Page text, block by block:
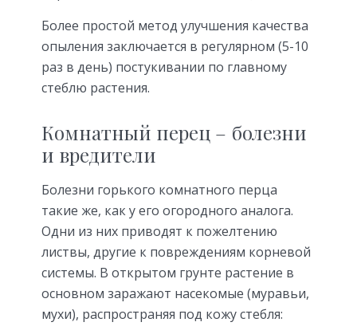
Более простой метод улучшения качества
опыления заключается в регулярном (5-10
раз в день) постукивании по главному
стеблю растения.
Комнатный перец – болезни
и вредители
Болезни горького комнатного перца
такие же, как у его огородного аналога.
Одни из них приводят к пожелтению
листвы, другие к повреждениям корневой
системы. В открытом грунте растение в
основном заражают насекомые (муравьи,
мухи), распространяя под кожу стебля: